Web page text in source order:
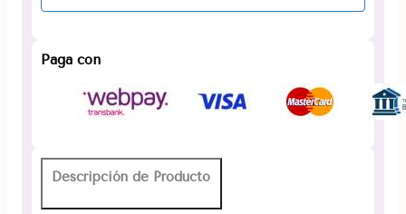
Paga con
Descripción de Producto